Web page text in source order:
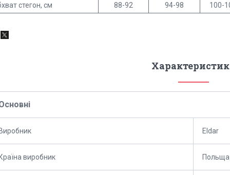
стегон, см
88-92 94-98 100-
Eldar
виробник Польща